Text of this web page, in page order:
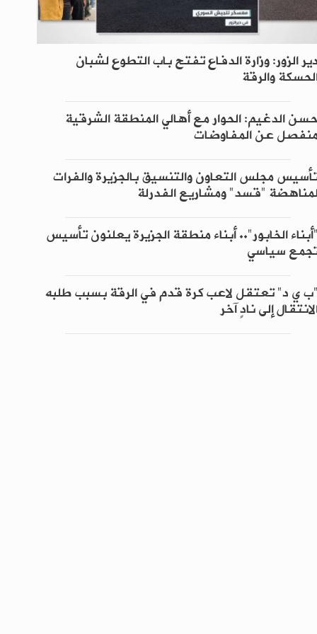
الزور: وزارة الدفاع تفتح باب التطوع لشبان
والرقة
الدغيم: الحوار مع أهالي المنطقة الشرقية
عن المفاوضات
مجلس التعاون والتنسيق بالجزيرة والفرات
"قسد" ومشاريع الفدرلة
الخابور".. أبناء منطقة الجزيرة يعلنون تأسيس
سياسي
ي د" تعتقل لاعب كرة قدم في الرقة بسبب طلبه
إلى نادٍ آخر